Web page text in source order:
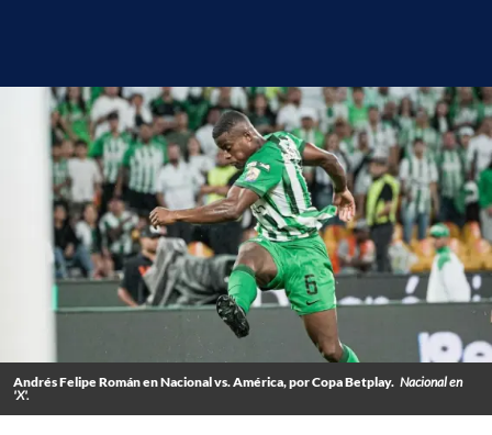
Andrés Felipe Román en Nacional vs. América, por Copa Betplay. Nacional en
'X'.